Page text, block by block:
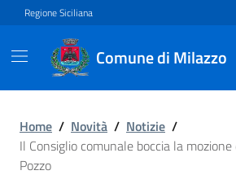
Vai ai contenuti
Vai al footer
Regione Siciliana
Comune di Milazzo
Il Consiglio
Home / Novità / Notizie /
Il Consiglio comunale boccia la
Pozzo